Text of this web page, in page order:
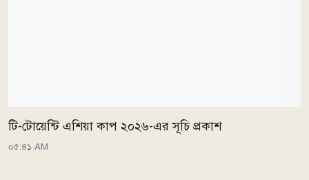
টি-টোয়েন্টি এশিয়া কাপ ২০২৬-এর সূচি প্রকাশ
০৫:৪১ AM